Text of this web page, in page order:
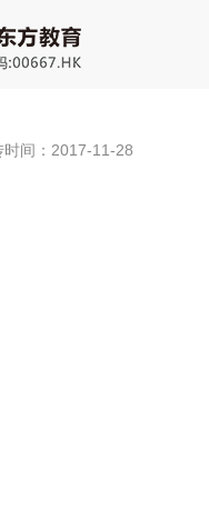
时间：2017-11-28